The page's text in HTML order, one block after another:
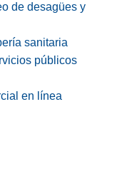
de desagües y
sanitaria
públicos
en línea